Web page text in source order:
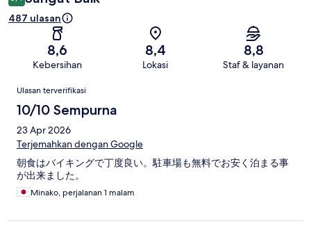
487 ulasan
8,6
Kebersihan
8,4
Lokasi
8,8
Staf & layanan
Ulasan
Ulasan terverifikasi
10/10 Sempurna
23 Apr 2026
Terjemahkan dengan Google
朝食はバイキングで丁度良い。駐車場も無料でお安く泊まる事
が出来ました。
Minako, perjalanan 1 malam